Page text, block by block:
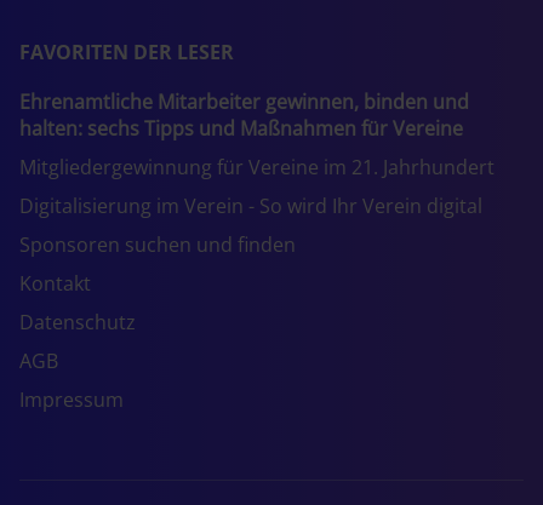
FAVORITEN DER LESER
Ehrenamtliche Mitarbeiter gewinnen, binden und
halten: sechs Tipps und Maßnahmen für Vereine
Mitgliedergewinnung für Vereine im 21. Jahrhundert
Digitalisierung im Verein - So wird Ihr Verein digital
Sponsoren suchen und finden
Kontakt
Datenschutz
AGB
Impressum